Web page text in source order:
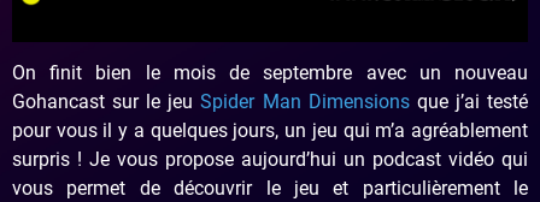
On finit bien le mois de septembre avec un nouveau
Gohancast sur le jeuSpider Man Dimensionsque j’ai testé
pour vous il y a quelques jours, un jeu qui m’a agréablement
surpris ! Je vous propose aujourd’hui un podcast vidéo qui
vous permet de découvrir le jeu et particulièrement le